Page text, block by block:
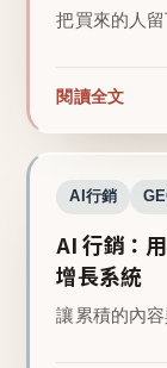
把買來的人
閱讀全文
AI行銷
AI 行銷：
增長系統
讓累積的內